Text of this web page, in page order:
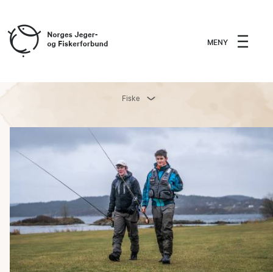
MENY
Fiske